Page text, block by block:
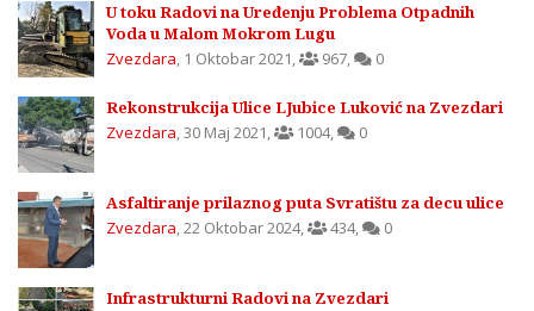
U toku Radovi na Uređenju Problema Otpadnih
Voda u Malom Mokrom Lugu
Zvezdara, 1 Oktobar 2021, 967, 0
Rekonstrukcija Ulice LJubice Luković na Zvezdari
Zvezdara,30 Maj 2021, 1004, 0
Asfaltiranje prilaznog puta Svratištu za decu ulice
Zvezdara,22 Oktobar 2024, 434, 0
Infrastrukturni Radovi na Zvezdari